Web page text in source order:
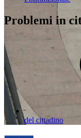
Problemi in
del cittadino